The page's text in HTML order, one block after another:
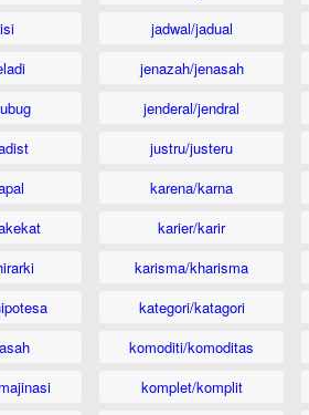
jadwal/jadual
jenazah/jenasah
jenderal/jendral
justru/justeru
karena/karna
karier/karir
karisma/kharisma
kategori/katagori
komoditi/komoditas
komplet/komplit